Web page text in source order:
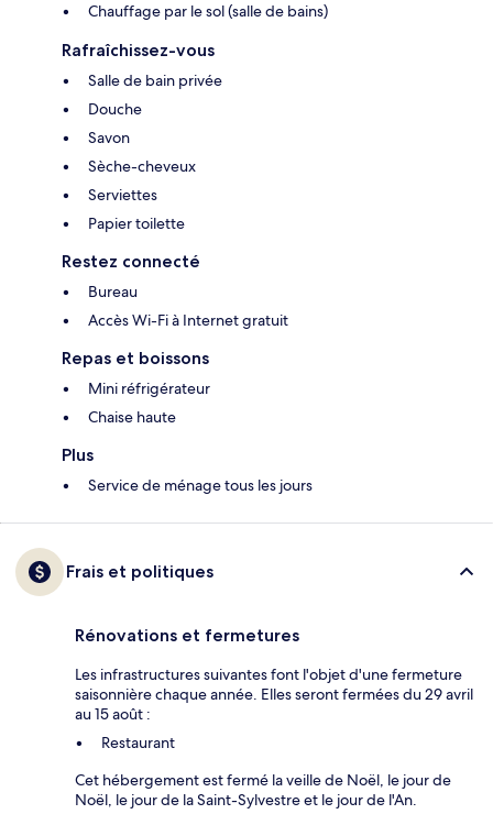
Chauffage par le sol (salle de bains)
Rafraîchissez-vous
Salle de bain privée
Douche
Savon
Sèche-cheveux
Serviettes
Papier toilette
Restez connecté
Bureau
Accès Wi-Fi à Internet gratuit
Repas et boissons
Mini réfrigérateur
Chaise haute
Plus
Service de ménage tous les jours
Frais et politiques
Rénovations et fermetures
Les infrastructures suivantes font l'objet d'une fermeture
saisonnière chaque année. Elles seront fermées du 29 avril
au 15 août :
Restaurant
Cet hébergement est fermé la veille de Noël, le jour de
Noël, le jour de la Saint-Sylvestre et le jour de l'An.